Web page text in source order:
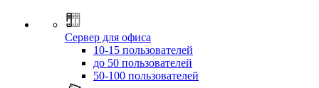
Сервер для офиса
10-15 пользователей
до 50 пользователей
50-100 пользователей